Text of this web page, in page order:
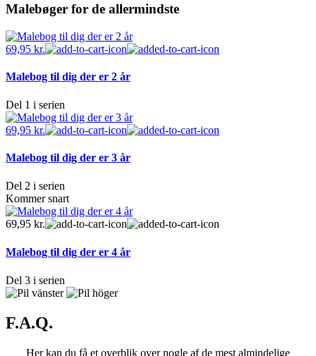
Malebøger for de allermindste
69,95 kr.
Malebog til dig der er 2 år
Del 1 i serien
69,95 kr.
Malebog til dig der er 3 år
Del 2 i serien
Kommer snart
69,95 kr.
Malebog til dig der er 4 år
Del 3 i serien
F.A.Q.
Her kan du få et overblik over nogle af de mest almindelige